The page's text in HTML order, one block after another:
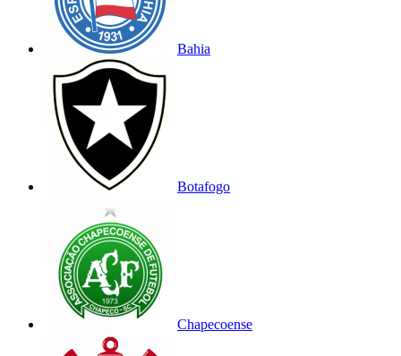
Bahia
Botafogo
Chapecoense